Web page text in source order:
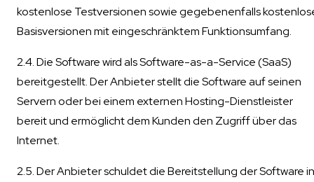
kostenlose Testversionen sowie gegebenenfalls
Basisversionen mit eingeschränktem Funktionsumfang.
2.4. Die Software wird als Software-as-a-Service (SaaS)
bereitgestellt. Der Anbieter stellt die Software auf seinen
Servern oder bei einem externen Hosting-Dienstleister
bereit und ermöglicht dem Kunden den Zugriff über das
Internet.
2.5. Der Anbieter schuldet die Bereitstellung der Software in